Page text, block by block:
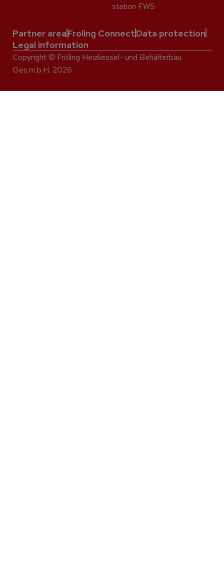
station FWS
Partner areaFroling ConnectData protection
Legal information
Copyright © Fröling Heizkessel- und Behälterbau
Ges.m.b.H. 2026